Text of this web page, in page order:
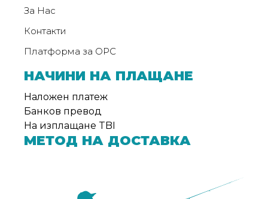
За Нас
Контакти
Платформа за ОРС
НАЧИНИ НА ПЛАЩАНЕ
Наложен платеж
Банков превод
На изплащане TBI
МЕТОД НА ДОСТАВКА